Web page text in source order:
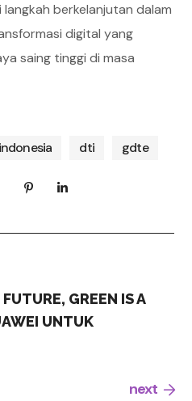
berkelanjutan dalam
digital yang
saing tinggi di masa
dti gdte
GREEN IS A
UNTUK
next